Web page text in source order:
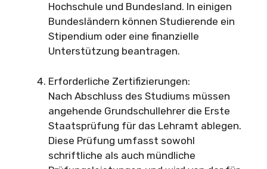
Hochschule und Bundesland. In einigen
Bundesländern können Studierende ein
Stipendium oder eine finanzielle
Unterstützung beantragen.
Erforderliche Zertifizierungen:
Nach Abschluss des Studiums müssen
angehende Grundschullehrer die Erste
Staatsprüfung für das Lehramt ablegen.
Diese Prüfung umfasst sowohl
schriftliche als auch mündliche